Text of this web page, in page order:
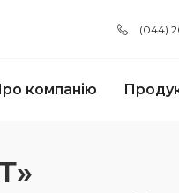
(044)
компанію